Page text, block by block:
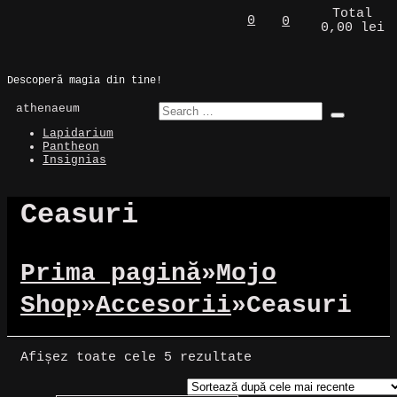
Descoperă magia din tine!
0 0
Total
0,00 lei
athenaeum
Lapidarium
Pantheon
Insignias
Ceasuri
Prima pagină»Mojo
Shop»Accesorii»Ceasuri
Afișez toate cele 5 rezultate
cele